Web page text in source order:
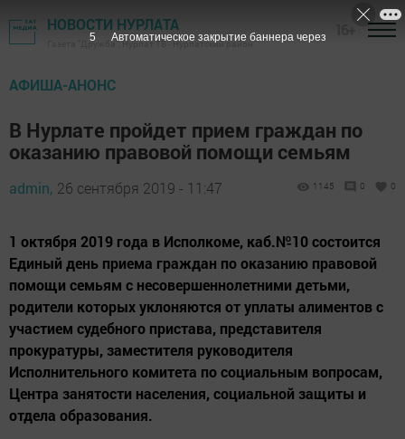
НОВОСТИ НУРЛАТА
Газета "Дружба", Нурлат ТВ - Нурлатский район
АФИША-АНОНС
В Нурлате пройдет прием граждан по
оказанию правовой помощи семьям
admin, 26 сентября 2019 - 11:47 1145 0 0
1 октября 2019 года в Исполкоме, каб.№10 состоится
Единый день приема граждан по оказанию правовой
помощи семьям с несовершеннолетними детьми,
родители которых уклоняются от уплаты алиментов с
участием судебного пристава, представителя
прокуратуры, заместителя руководителя
Исполнительного комитета по социальным вопросам,
Центра занятости населения, социальной защиты и
отдела образования.
5 Автоматическое закрытие баннера через